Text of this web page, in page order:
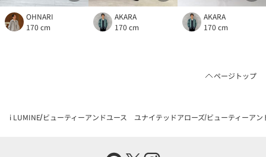
OHNARI
170 cm
AKARA
170 cm
AKARA
170 cm
ページトップ
i LUMINE ビューティーアンドユース ユナイテッドアローズ ビューティーア